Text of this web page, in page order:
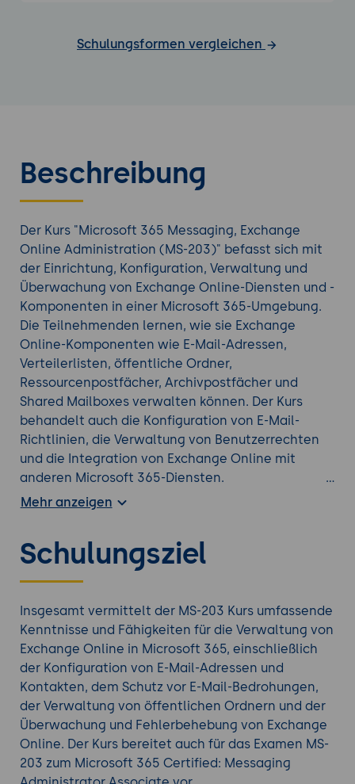
Schulungsformen vergleichen
Beschreibung
Der Kurs "Microsoft 365 Messaging, Exchange
Online Administration (MS-203)" befasst sich mit
der Einrichtung, Konfiguration, Verwaltung und
Überwachung von Exchange Online-Diensten und -
Komponenten in einer Microsoft 365-Umgebung.
Die Teilnehmenden lernen, wie sie Exchange
Online-Komponenten wie E-Mail-Adressen,
Verteilerlisten, öffentliche Ordner,
Ressourcenpostfächer, Archivpostfächer und
Shared Mailboxes verwalten können. Der Kurs
behandelt auch die Konfiguration von E-Mail-
Richtlinien, die Verwaltung von Benutzerrechten
und die Integration von Exchange Online mit
anderen Microsoft 365-Diensten.
Darüber hinaus lernen die Teilnehmenden, wie sie
der Verwendung von Anti-Malware- und Anti-
Spam-Lösungen. Der Kurs befasst sich auch mit der
einschließlich der Verwendung von
Protokolldateien, der Überwachung von
Leistungsindikatoren und der Analyse von
Ereignisprotokollen.
Der erfolgreiche Abschluss des Kurses und der
Bestehen der Prüfung führen zum Erhalt des
Microsoft 365 Messaging Administrator-Zertifikats.
Dieses Zertifikat bestätigt, dass die Inhaber die
Fähigkeiten und Kenntnisse haben, um Exchange
Mehr anzeigen
Schulungsziel
Insgesamt vermittelt der MS-203 Kurs umfassende
Kenntnisse und Fähigkeiten für die Verwaltung von
Exchange Online in Microsoft 365, einschließlich
der Konfiguration von E-Mail-Adressen und
Kontakten, dem Schutz vor E-Mail-Bedrohungen,
der Verwaltung von öffentlichen Ordnern und der
Überwachung und Fehlerbehebung von Exchange
Online. Der Kurs bereitet auch für das Examen MS-
203 zum Microsoft 365 Certified: Messaging